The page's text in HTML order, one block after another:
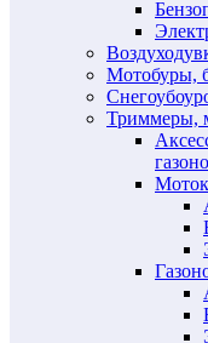
Мотобуры,
Триммеры,